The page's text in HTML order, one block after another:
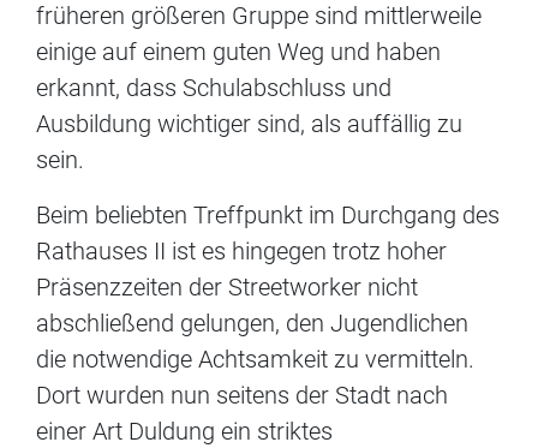
früheren größeren Gruppe sind mittlerweile
einige auf einem guten Weg und haben
erkannt, dass Schulabschluss und
Ausbildung wichtiger sind, als auffällig zu
sein.
Beim beliebten Treffpunkt im Durchgang des
Rathauses II ist es hingegen trotz hoher
Präsenzzeiten der Streetworker nicht
abschließend gelungen, den Jugendlichen
die notwendige Achtsamkeit zu vermitteln.
Dort wurden nun seitens der Stadt nach
einer Art Duldung ein striktes